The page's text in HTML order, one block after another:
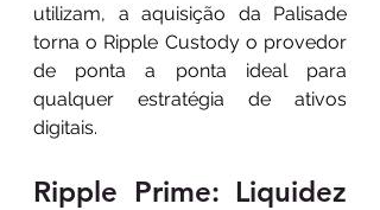
utilizam, a aquisição da Palisade
torna o Ripple Custody o provedor
de ponta a ponta ideal para
qualquer estratégia de ativos
digitais.
Ripple Prime: Liquidez